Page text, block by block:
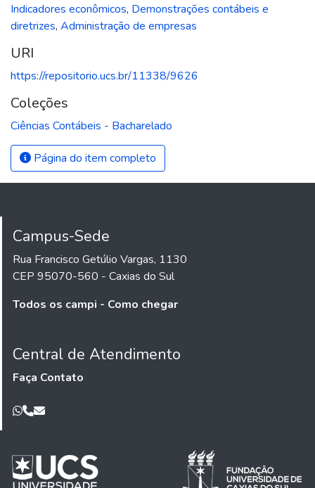
Indicadores econômicos, Demonstrações contábeis e
diretrizes, Administração de empresas
URI
https://repositorio.ucs.br/11338/9626
Coleções
Ciências Contábeis - Bacharelado
Página do item completo
Campus-Sede
Rua Francisco Getúlio Vargas, 1130
CEP 95070-560 - Caxias do Sul
Todos os campi - Como chegar
Central de Atendimento
Faça Contato